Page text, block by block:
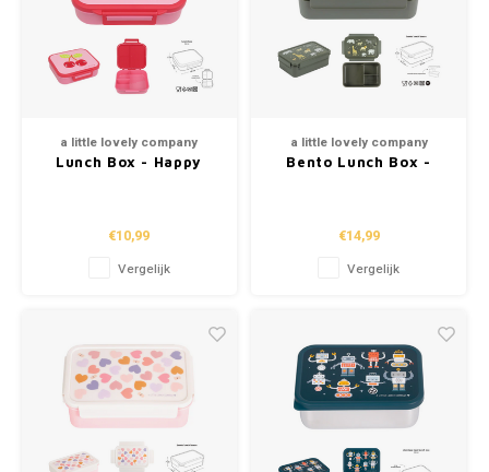
a little lovely company
Lunch Box - Happy
€10,99
Vergelijk
a little lovely company
Bento Lunch Box -
€14,99
Vergelijk